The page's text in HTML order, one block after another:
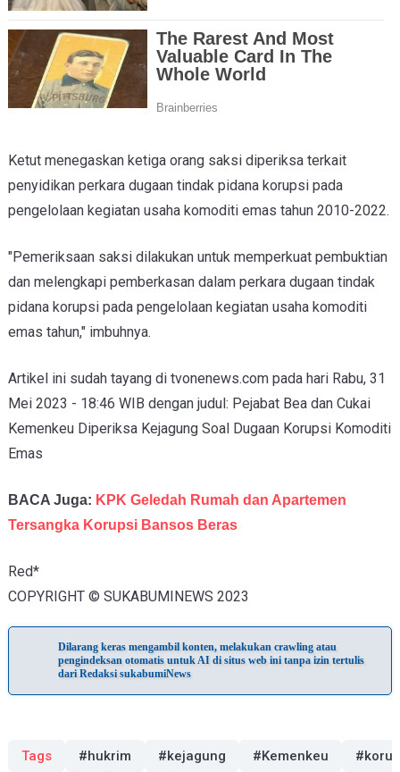
Ketut menegaskan ketiga orang saksi diperiksa terkait
penyidikan perkara dugaan tindak pidana korupsi pada
pengelolaan kegiatan usaha komoditi emas tahun 2010-2022.
"Pemeriksaan saksi dilakukan untuk memperkuat pembuktian
dan melengkapi pemberkasan dalam perkara dugaan tindak
pidana korupsi pada pengelolaan kegiatan usaha komoditi
emas tahun," imbuhnya.
Artikel ini sudah tayang di tvonenews.com pada hari Rabu, 31
Mei 2023 - 18:46 WIB dengan judul: Pejabat Bea dan Cukai
Kemenkeu Diperiksa Kejagung Soal Dugaan Korupsi Komoditi
Emas
BACA Juga: KPK Geledah Rumah dan Apartemen
Tersangka Korupsi Bansos Beras
Red*
COPYRIGHT © SUKABUMINEWS 2023
Dilarang keras mengambil konten, melakukan crawling atau
pengindeksan otomatis untuk AI di situs web ini tanpa izin tertulis
dari Redaksi sukabumiNews
Tags #hukrim #kejagung #Kemenkeu